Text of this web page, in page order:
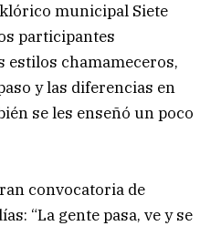
municipal Siete
participantes
estilos chamameceros,
y las diferencias en
se les enseñó un poco
convocatoria de
“La gente pasa, ve y se